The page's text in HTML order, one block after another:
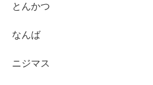
とんかつ
なんば
ニジマス